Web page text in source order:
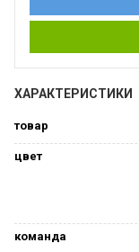
ХАРАКТЕРИСТИКИ
товар
цвет
команда